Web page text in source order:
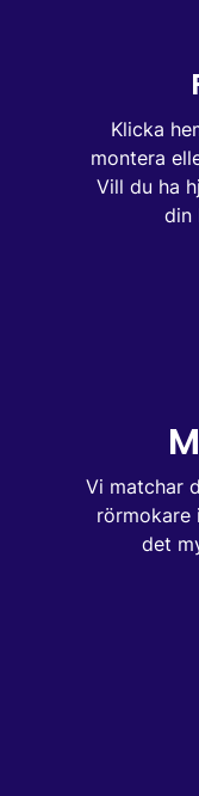
Klicka
montera
Vill du ha
din
Vi matchar
rörmokare
det